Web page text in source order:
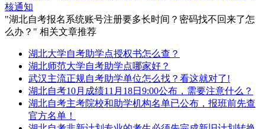
核通知
"湖北自考报名系统账号注册要多长时间？密码找不回来了怎
么办？" 相关文章推荐
湖北大学自考助学点授权书怎么查？
湖北师范大学自考助学点哪家好？
武汉主流正规自考助学单位怎么找？看这就对了!
湖北自考10月成绩11月18日9:00公布，需要注意什么？
湖北自考主考院校和助学机构名单已公布，报班前先查
官方名单！